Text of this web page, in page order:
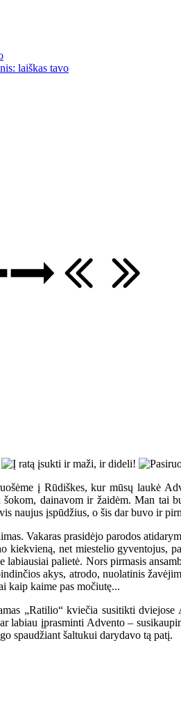
laiškas tavo
į Rūdiškes, kur mūsų laukė
dainavom ir žaidėm. Man
naujus įspūdžius, o šis dar buvo ir
Vakaras prasidėjo parodos
kiekvieną, net miestelio gyventojus,
palietė. Nors pirmasis
akys, atrodo, nuolatinis
kaip kaime pas močiutę...
„Ratilio“ kviečia susitikti
labiau įprasminti Advento –
spaudžiant šaltukui darydavo tą patį.